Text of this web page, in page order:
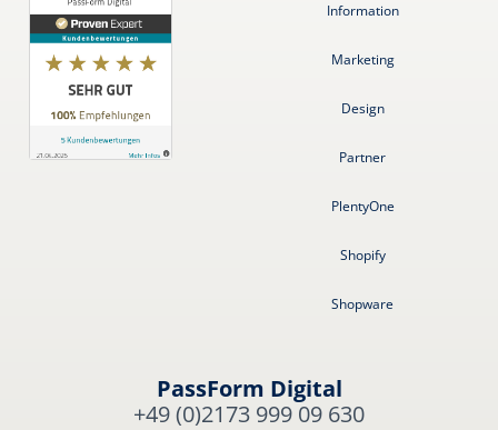
Information
Marketing
Design
Partner
PlentyOne
Shopify
Shopware
PassForm Digital
+49 (0)2173 999 09 630